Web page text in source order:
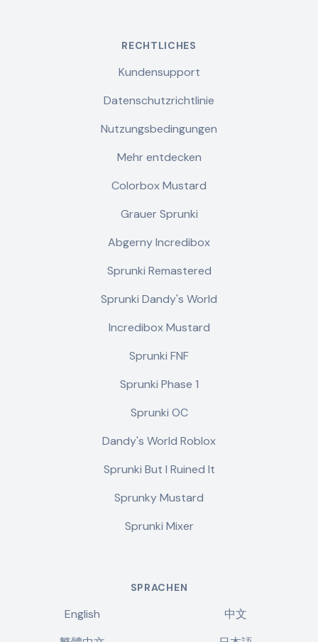
RECHTLICHES
Kundensupport
Datenschutzrichtlinie
Nutzungsbedingungen
Mehr entdecken
Colorbox Mustard
Grauer Sprunki
Abgerny Incredibox
Sprunki Remastered
Sprunki Dandy's World
Incredibox Mustard
Sprunki FNF
Sprunki Phase 1
Sprunki OC
Dandy's World Roblox
Sprunki But I Ruined It
Sprunky Mustard
Sprunki Mixer
SPRACHEN
English
中文